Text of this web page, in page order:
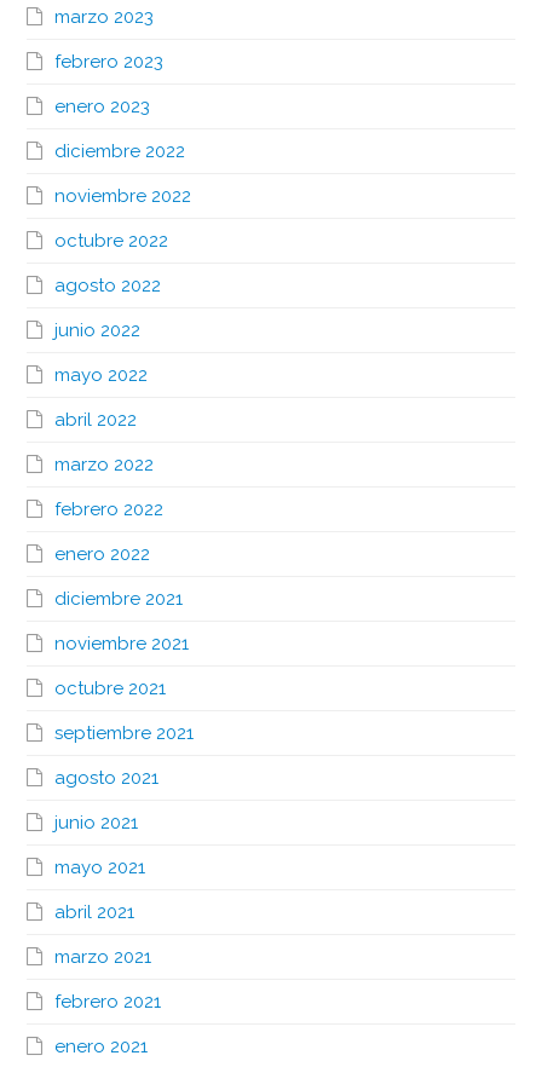
marzo 2023
febrero 2023
enero 2023
diciembre 2022
noviembre 2022
octubre 2022
agosto 2022
junio 2022
mayo 2022
abril 2022
marzo 2022
febrero 2022
enero 2022
diciembre 2021
noviembre 2021
octubre 2021
septiembre 2021
agosto 2021
junio 2021
mayo 2021
abril 2021
marzo 2021
febrero 2021
enero 2021